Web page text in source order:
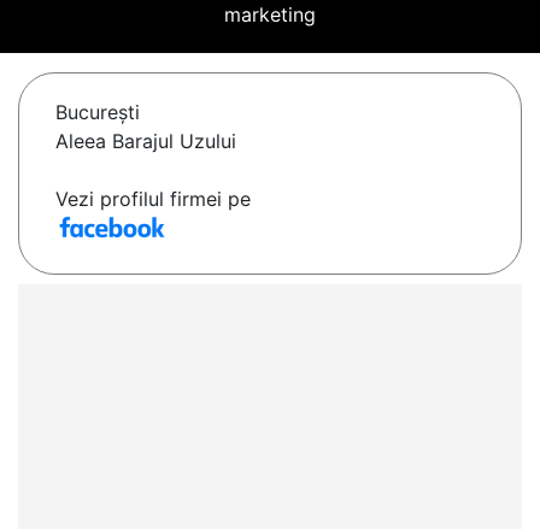
marketing
Bucureşti
Aleea Barajul Uzului
Vezi profilul firmei pe